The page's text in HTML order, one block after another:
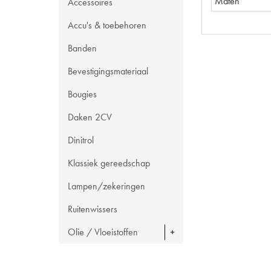
Accu's & toebehoren
Banden
Bevestigingsmateriaal
Bougies
Daken 2CV
Dinitrol
Klassiek gereedschap
Lampen/zekeringen
Ruitenwissers
Olie / Vloeistoffen